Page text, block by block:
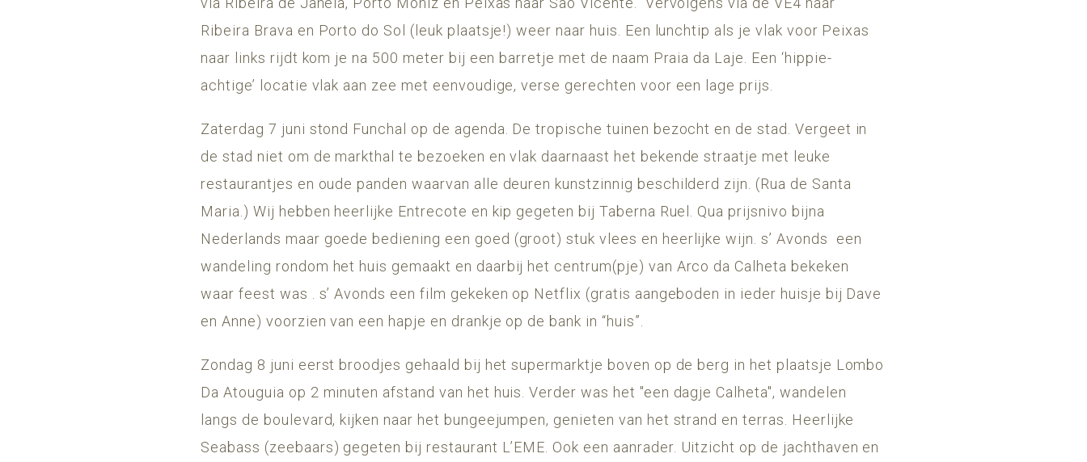
Ribeira Brava en Porto do Sol (leuk plaatsje!) weer naar huis. Een lunchtip als je vlak voor Peixas
naar links rijdt kom je na 500 meter bij een barretje met de naam Praia da Laje. Een ‘hippie-
achtige’ locatie vlak aan zee met eenvoudige, verse gerechten voor een lage prijs.
Zaterdag 7 juni stond Funchal op de agenda. De tropische tuinen bezocht en de stad. Vergeet in
de stad niet om de markthal te bezoeken en vlak daarnaast het bekende straatje met leuke
restaurantjes en oude panden waarvan alle deuren kunstzinnig beschilderd zijn. (Rua de Santa
Maria.) Wij hebben heerlijke Entrecote en kip gegeten bij Taberna Ruel. Qua prijsnivo bijna
Nederlands maar goede bediening een goed (groot) stuk vlees en heerlijke wijn. s’ Avonds een
wandeling rondom het huis gemaakt en daarbij het centrum(pje) van Arco da Calheta bekeken
waar feest was . s’ Avonds een film gekeken op Netflix (gratis aangeboden in ieder huisje bij Dave
en Anne) voorzien van een hapje en drankje op de bank in “huis”.
Zondag 8 juni eerst broodjes gehaald bij het supermarktje boven op de berg in het plaatsje Lombo
Da Atouguia op 2 minuten afstand van het huis. Verder was het "een dagje Calheta", wandelen
langs de boulevard, kijken naar het bungeejumpen, genieten van het strand en terras. Heerlijke
Seabass (zeebaars) gegeten bij restaurant L’EME. Ook een aanrader. Uitzicht op de jachthaven en